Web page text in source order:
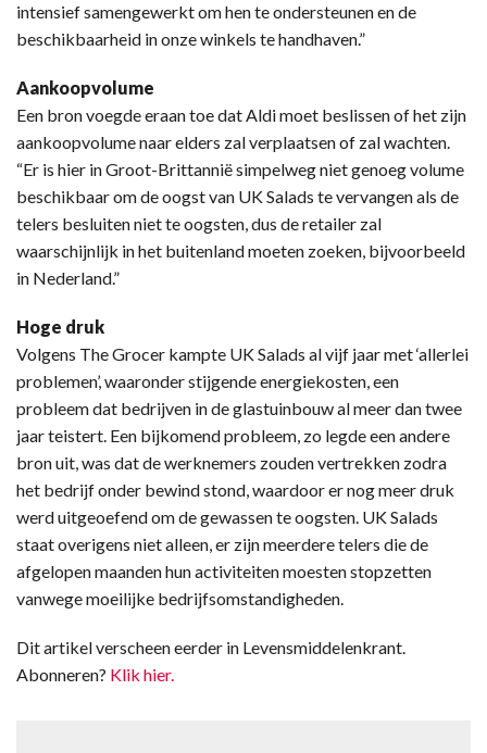
intensief samengewerkt om hen te ondersteunen en de
beschikbaarheid in onze winkels te handhaven.”
Aankoopvolume
Een bron voegde eraan toe dat Aldi moet beslissen of het zijn
aankoopvolume naar elders zal verplaatsen of zal wachten.
“Er is hier in Groot-Brittannië simpelweg niet genoeg volume
beschikbaar om de oogst van UK Salads te vervangen als de
telers besluiten niet te oogsten, dus de retailer zal
waarschijnlijk in het buitenland moeten zoeken, bijvoorbeeld
in Nederland.”
Hoge druk
Volgens The Grocer kampte UK Salads al vijf jaar met ‘allerlei
problemen’, waaronder stijgende energiekosten, een
probleem dat bedrijven in de glastuinbouw al meer dan twee
jaar teistert. Een bijkomend probleem, zo legde een andere
bron uit, was dat de werknemers zouden vertrekken zodra
het bedrijf onder bewind stond, waardoor er nog meer druk
werd uitgeoefend om de gewassen te oogsten. UK Salads
staat overigens niet alleen, er zijn meerdere telers die de
afgelopen maanden hun activiteiten moesten stopzetten
vanwege moeilijke bedrijfsomstandigheden.
Dit artikel verscheen eerder in Levensmiddelenkrant.
Abonneren? Klik hier.